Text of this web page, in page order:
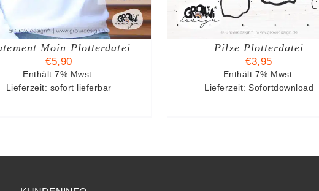
Moin Plotterdatei
€5,90
Enthält 7% Mwst.
Lieferzeit: sofort lieferbar
Pilze Plotterdatei
€3,95
Enthält 7% Mwst.
Lieferzeit: Sofortdownload